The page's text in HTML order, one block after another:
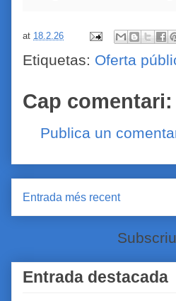
at 18.2.26
Etiquetas: Oferta
Cap comentari:
Publica un
Entrada més recent
Entrada destacada